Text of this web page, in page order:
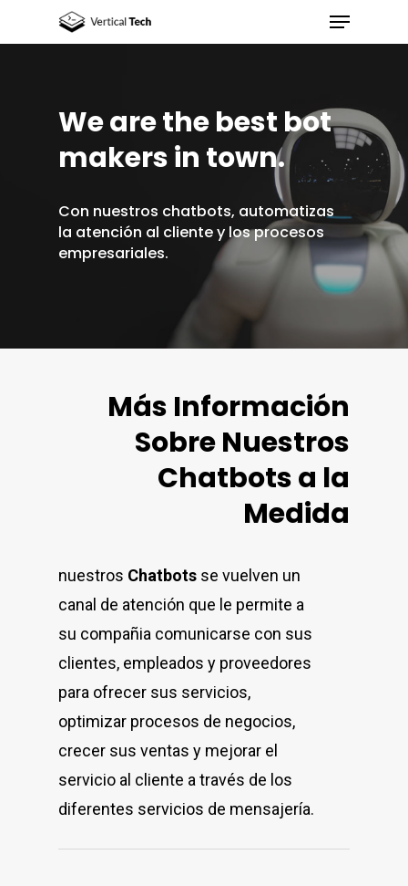
Hit enter to search or ESC to close
We are the best bot
makers in town.
Con nuestros chatbots, automatizas
la atención al cliente y los procesos
empresariales.
Más Información
Sobre Nuestros
Chatbots a la
Medida
nuestros Chatbots se vuelven un
canal de atención que le permite a
su compañia comunicarse con sus
clientes, empleados y proveedores
para ofrecer sus servicios,
optimizar procesos de negocios,
crecer sus ventas y mejorar el
servicio al cliente a través de los
diferentes servicios de mensajería.